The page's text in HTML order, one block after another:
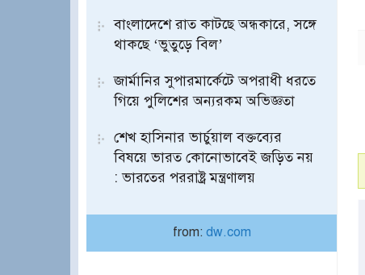
বাংলাদেশে রাত কাটছে অন্ধকারে, সঙ্গে
থাকছে ‘ভুতুড়ে বিল’
জার্মানির সুপারমার্কেটে অপরাধী ধরতে
গিয়ে পুলিশের অন্যরকম অভিজ্ঞতা
শেখ হাসিনার ভার্চুয়াল বক্তব্যের
বিষয়ে ভারত কোনোভাবেই জড়িত নয়
: ভারতের পররাষ্ট্র মন্ত্রণালয়
from: dw.com